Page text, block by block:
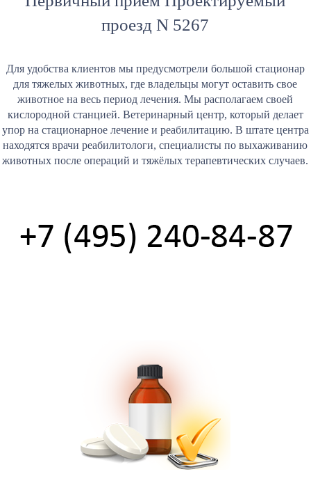
проезд N 5267
Для удобства клиентов мы предусмотрели большой стационар
для тяжелых животных, где владельцы могут оставить свое
животное на весь период лечения. Мы располагаем своей
кислородной станцией. Ветеринарный центр, который делает
упор на стационарное лечение и реабилитацию. В штате центра
находятся врачи реабилитологи, специалисты по выхаживанию
животных после операций и тяжёлых терапевтических случаев.